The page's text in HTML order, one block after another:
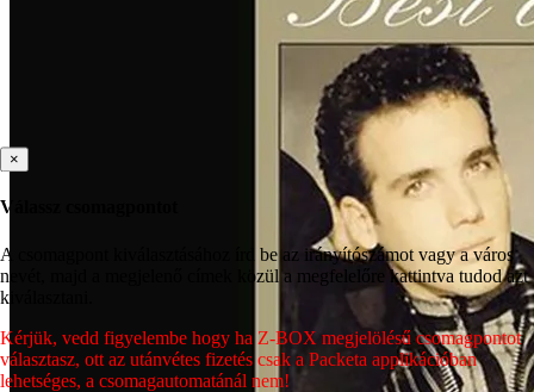
×
Válassz csomagpontot
A csomagpont kiválasztásához írd be az irányítószámot vagy a város
nevét, majd a megjelenő címek közül a megfelelőre kattintva tudod azt
kiválasztani.
Kérjük, vedd figyelembe hogy ha Z-BOX megjelölésű csomagpontot
választasz, ott az utánvétes fizetés csak a Packeta applikációban
lehetséges, a csomagautomatánál nem!